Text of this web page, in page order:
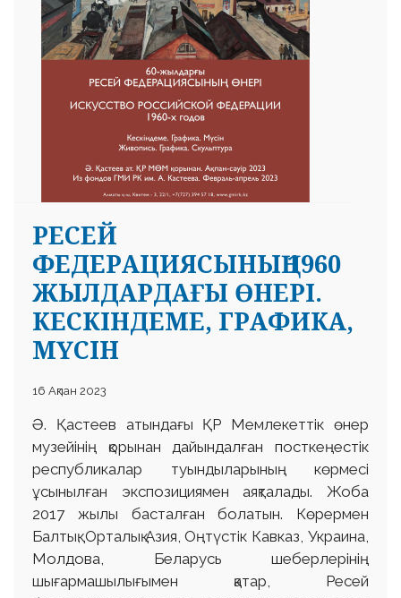
РЕСЕЙ
ФЕДЕРАЦИЯСЫНЫҢ 1960
ЖЫЛДАРДАҒЫ ӨНЕРІ.
КЕСКІНДЕМЕ, ГРАФИКА,
МҮСІН
16 Ақпан 2023
Ә. Қастеев атындағы ҚР Мемлекеттік өнер
музейінің қорынан дайындалған посткеңестік
республикалар туындыларының көрмесі
ұсынылған экспозициямен аяқталады. Жоба
2017 жылы басталған болатын. Көрермен
Балтық, Орталық Азия, Оңтүстік Кавказ, Украина,
Молдова, Беларусь шеберлерінің
шығармашылығымен қатар, Ресей